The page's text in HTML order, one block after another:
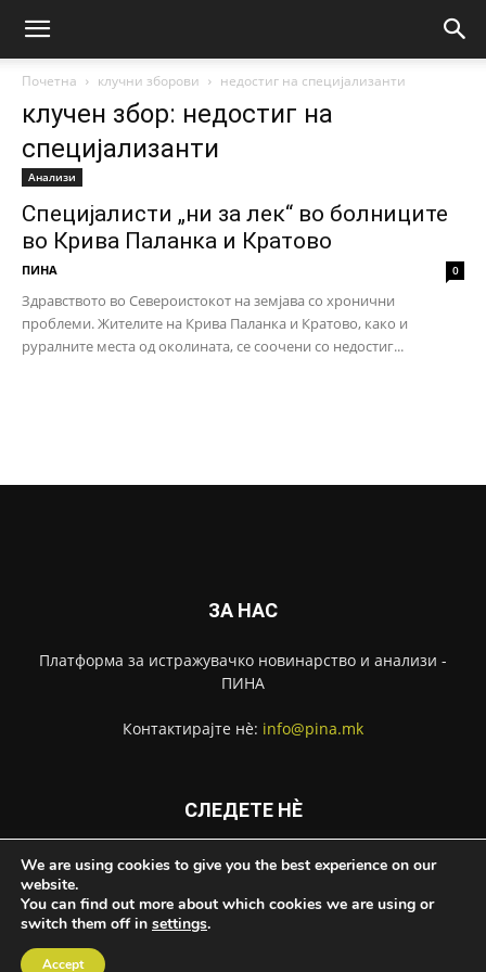
Почетна клучни зборови недостиг на специјализанти
клучен збор: недостиг на
специјализанти
Анализи
Специјалисти „ни за лек“ во болниците
во Крива Паланка и Кратово
ПИНА 0
Здравството во Североистокот на земјава со хронични
проблеми. Жителите на Крива Паланка и Кратово, како и
руралните места од околината, се соочени со недостиг...
ЗА НАС
Платформа за истражувачко новинарство и анализи -
ПИНА
Контактирајте нѐ: info@pina.mk
СЛЕДЕТЕ НЀ
За ПИНА
We are using cookies to give you the best experience on our
website.
You can find out more about which cookies we are using or
switch them off in settings.
Accept